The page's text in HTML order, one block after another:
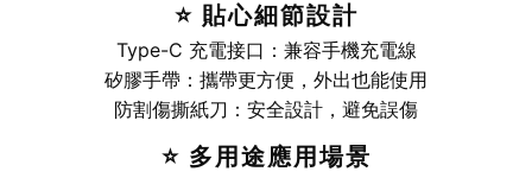
⭐ 貼心細節設計
Type-C 充電接口：兼容手機充電線
矽膠手帶：攜帶更方便，外出也能使用
防割傷撕紙刀：安全設計，避免誤傷
⭐ 多用途應用場景